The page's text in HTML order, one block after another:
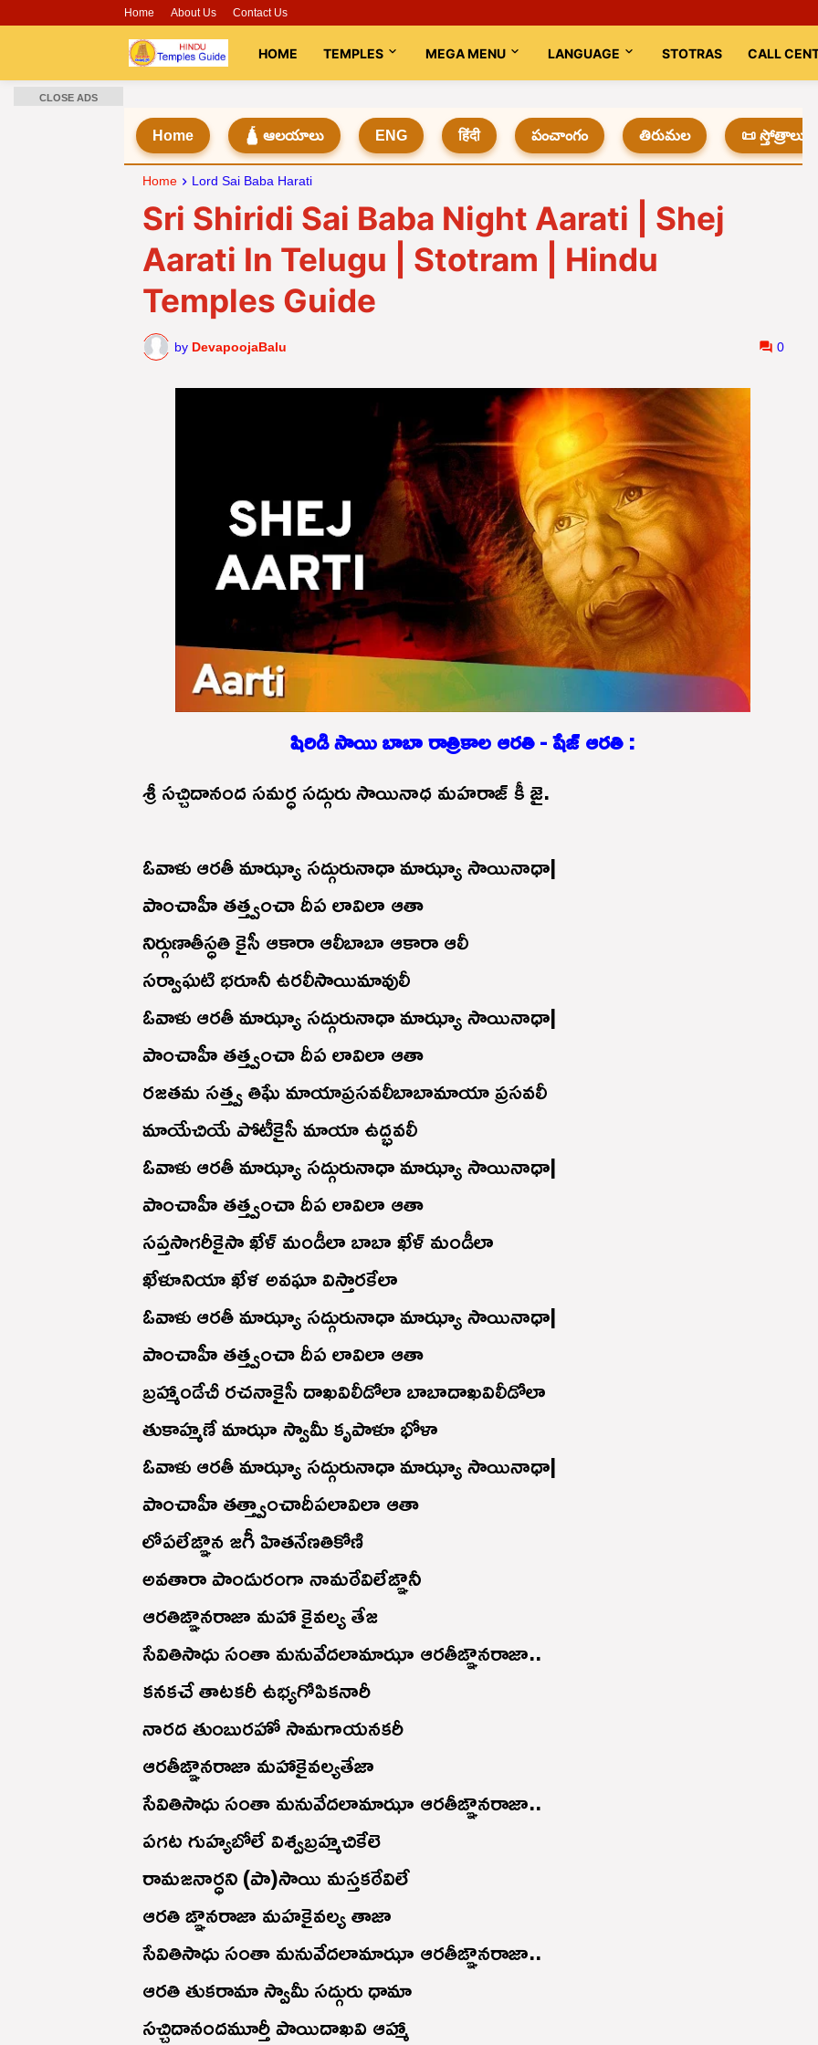
Home About Us Contact Us
HOME TEMPLES MEGA MENU LANGUAGE STOTRAS CALL
Home 🛕 ఆలయాలు ENG हिंदी పంచాంగం తిరుమల 📜 స్తోత్రాలు
Home Lord Sai Baba Harati
Sri Shiridi Sai Baba Night Aarati | Shej
Aarati In Telugu | Stotram | Hindu
Temples Guide
by DevapoojaBalu 0
షిరిడి సాయి బాబా రాత్రికాల ఆరతి - షేజ్ ఆరతి :
శ్రీ సచ్చిదానంద సమర్ధ సద్గురు సాయినాధ మహరాజ్ కీ జై.
ఓవాళు ఆరతీ మాఝ్యా సద్గురునాధా మాఝ్యా సాయినాధా|
పాంచాహీ తత్త్వంచా దీప లావిలా ఆతా
నిర్గుణాతీస్ధతి కైసీ ఆకారా ఆలీబాబా ఆకారా ఆలీ
సర్వాఘటి భరూనీ ఉరలీసాయిమావులీ
ఓవాళు ఆరతీ మాఝ్యా సద్గురునాధా మాఝ్యా సాయినాధా|
పాంచాహీ తత్త్వంచా దీప లావిలా ఆతా
రజతమ సత్త్వ తిఘే మాయాప్రసవలీబాబామాయా ప్రసవలీ
మాయేచియే పోటీకైసీ మాయా ఉద్భవలీ
ఓవాళు ఆరతీ మాఝ్యా సద్గురునాధా మాఝ్యా సాయినాధా|
పాంచాహీ తత్త్వంచా దీప లావిలా ఆతా
సప్తసాగరీకైసా ఖేళ్ మండీలా బాబా ఖేళ్ మండీలా
ఖేళూనియా ఖేళ అవఘా విస్తారకేలా
ఓవాళు ఆరతీ మాఝ్యా సద్గురునాధా మాఝ్యా సాయినాధా|
పాంచాహీ తత్త్వంచా దీప లావిలా ఆతా
బ్రహ్మాండేచీ రచనాకైసీ దాఖవిలీడోలా బాబాదాఖవిలీడోలా
తుకాహ్మణే మాఝా స్వామీ కృపాళూ భోళా
ఓవాళు ఆరతీ మాఝ్యా సద్గురునాధా మాఝ్యా సాయినాధా|
పాంచాహీ తత్త్వాంచాదీపలావిలా ఆతా
లోపలేఙ్ఞాన జగీ హితనేణతికోణి
అవతారా పాండురంగా నామఠేవిలేఙ్ఞానీ
ఆరతిఙ్ఞానరాజా మహా కైవల్య తేజ
సేవితిసాధు సంతా మనువేదలామాఝా ఆరతీఙ్ఞానరాజా..
కనకచే తాటకరీ ఉభ్యగోపికనారీ
నారద తుంబురహో సామగాయనకరీ
ఆరతీఙ్ఞానరాజా మహాకైవల్యతేజా
సేవితిసాధు సంతా మనువేదలామాఝా ఆరతీఙ్ఞానరాజా..
పగట గుహ్యబోలే విశ్వబ్రహ్మచికేలె
రామజనార్ధని (పా)సాయి మస్తకఠేవిలే
ఆరతి ఙ్ఞానరాజా మహకైవల్య తాజా
సేవితిసాధు సంతా మనువేదలామాఝా ఆరతీఙ్ఞానరాజా..
ఆరతి తుకరామా స్వామీ సద్గురు ధామా
సచ్చిదానందమూర్తీ పాయిదాఖవి ఆహ్మా
CLOSE ADS